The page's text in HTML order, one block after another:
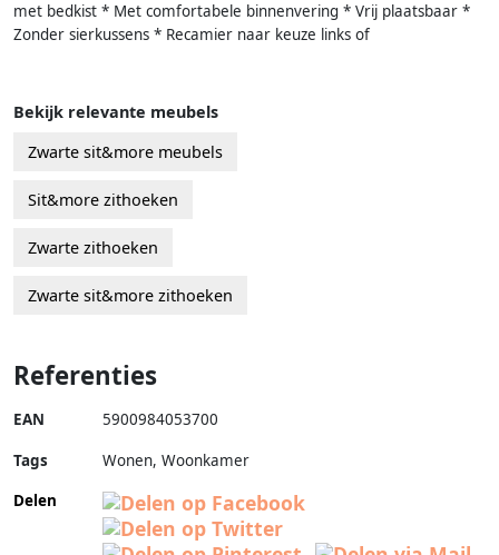
met bedkist * Met comfortabele binnenvering * Vrij plaatsbaar *
Zonder sierkussens * Recamier naar keuze links of
Bekijk relevante meubels
Zwarte sit&more meubels
Sit&more zithoeken
Zwarte zithoeken
Zwarte sit&more zithoeken
Referenties
EAN 5900984053700
Tags
Wonen, Woonkamer
Delen